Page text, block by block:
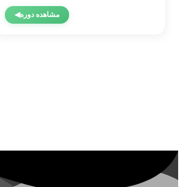
مشاهده دوره◀